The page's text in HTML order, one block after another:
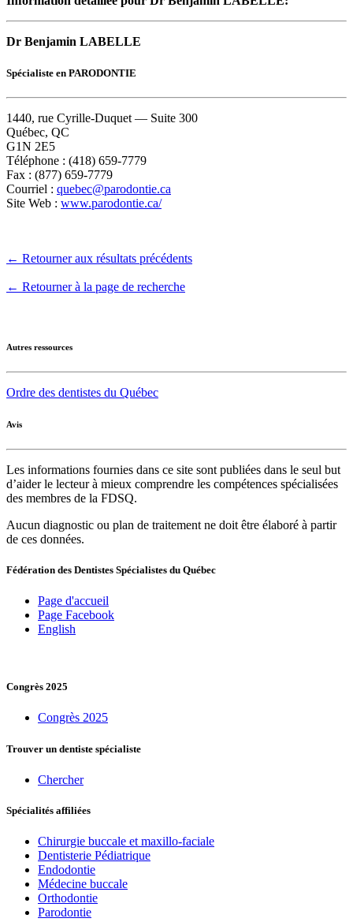
Dr Benjamin LABELLE
Spécialiste en PARODONTIE
1440, rue Cyrille-Duquet — Suite 300
Québec, QC
G1N 2E5
Téléphone : (418) 659-7779
Fax : (877) 659-7779
Courriel : quebec@parodontie.ca
Site Web : www.parodontie.ca/
← Retourner aux résultats précédents
← Retourner à la page de recherche
Autres ressources
Ordre des dentistes du Québec
Avis
Les informations fournies dans ce site sont publiées dans le seul but
d’aider le lecteur à mieux comprendre les compétences spécialisées
des membres de la FDSQ.
Aucun diagnostic ou plan de traitement ne doit être élaboré à partir
de ces données.
Fédération des Dentistes Spécialistes du Québec
Page d'accueil
Page Facebook
English
Congrès 2025
Congrès 2025
Trouver un dentiste spécialiste
Chercher
Spécialités affiliées
Chirurgie buccale et maxillo-faciale
Dentisterie Pédiatrique
Endodontie
Médecine buccale
Orthodontie
Parodontie